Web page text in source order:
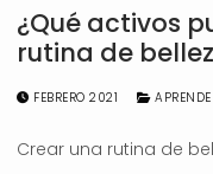
¿Qué activos
rutina de
FEBRERO 2021 APRENDE
Crear una rutina de